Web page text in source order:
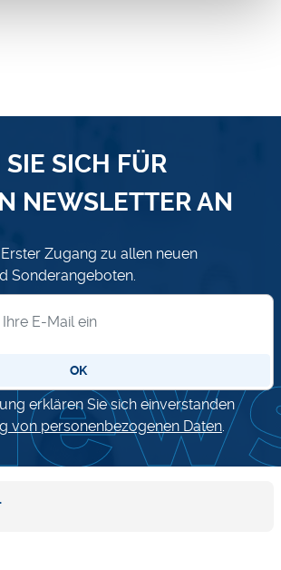
SICH FÜR
NEWSLETTER AN
Zugang zu allen neuen
Sonderangeboten.
OK
erklären Sie sich einverstanden
von personenbezogenen Daten.